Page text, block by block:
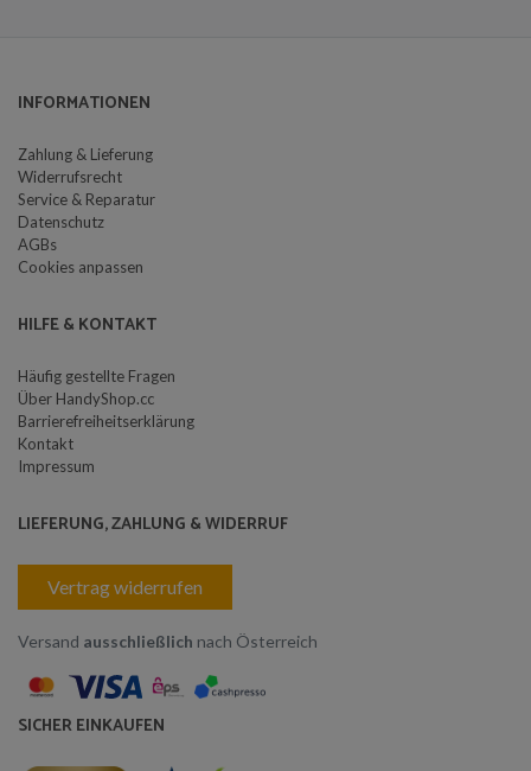
INFORMATIONEN
Zahlung & Lieferung
Widerrufsrecht
Service & Reparatur
Datenschutz
AGBs
Cookies anpassen
HILFE & KONTAKT
Häufig gestellte Fragen
Über HandyShop.cc
Barrierefreiheitserklärung
Kontakt
Impressum
LIEFERUNG, ZAHLUNG & WIDERRUF
Vertrag widerrufen
Versand ausschließlich nach Österreich
SICHER EINKAUFEN